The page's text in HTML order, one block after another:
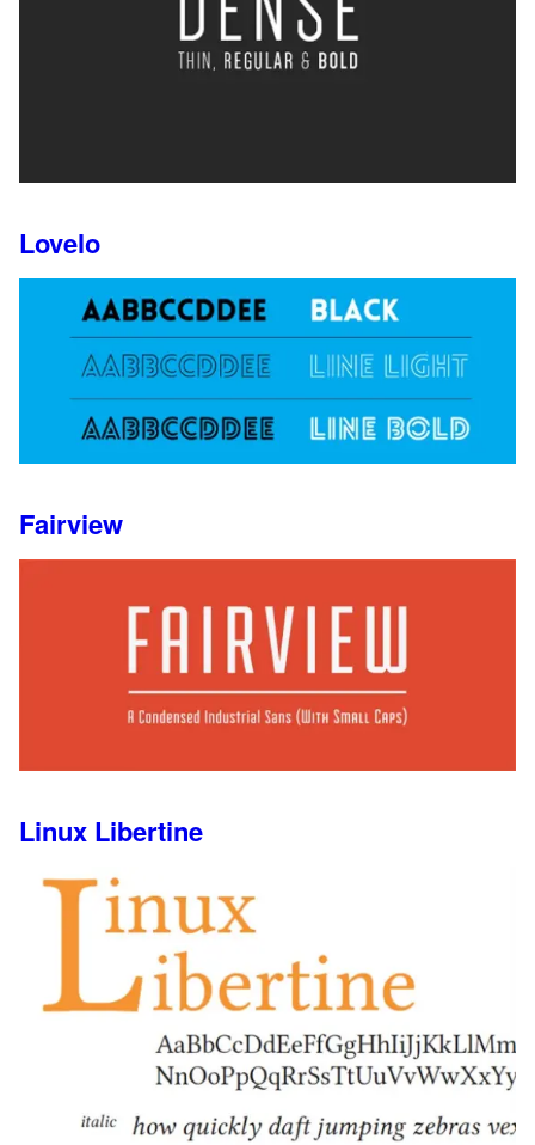
Lovelo
Fairview
Linux Libertine